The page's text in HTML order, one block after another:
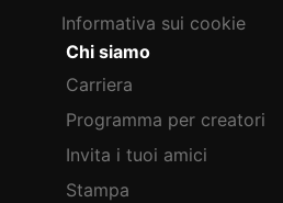
Informativa sui cookie
Chi siamo
Carriera
Programma per creatori
Invita i tuoi amici
Stampa